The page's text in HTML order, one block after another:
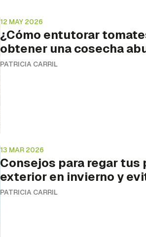
12 MAY 2026
¿Cómo entutorar
obtener una cosecha
PATRICIA CARRIL
13 MAR 2026
Consejos para regar tus
exterior en invierno y
PATRICIA CARRIL